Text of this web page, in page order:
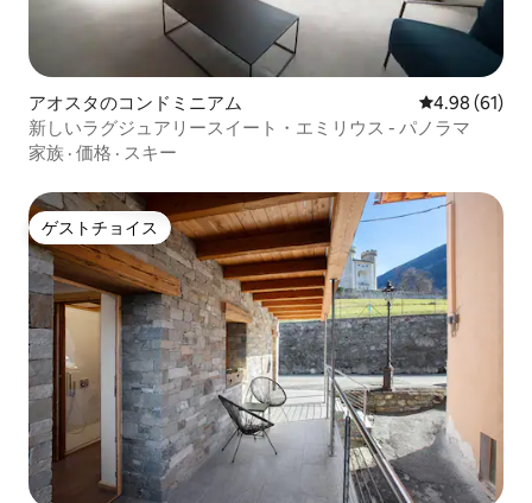
アオスタのコンドミニアム レビュー61
4.98 (61)
新しいラグジュアリースイート・エミリウス - パノラマ
家族 · 価格 · スキー
ゲストチョイス
ゲストチョイス